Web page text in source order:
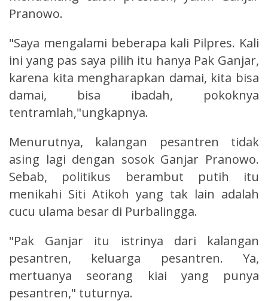
Pranowo.
"Saya mengalami beberapa kali Pilpres. Kali
ini yang pas saya pilih itu hanya Pak Ganjar,
karena kita mengharapkan damai, kita bisa
damai, bisa ibadah, pokoknya
tentramlah,"ungkapnya.
Menurutnya, kalangan pesantren tidak
asing lagi dengan sosok Ganjar Pranowo.
Sebab, politikus berambut putih itu
menikahi Siti Atikoh yang tak lain adalah
cucu ulama besar di Purbalingga.
"Pak Ganjar itu istrinya dari kalangan
pesantren, keluarga pesantren. Ya,
mertuanya seorang kiai yang punya
pesantren," tuturnya.